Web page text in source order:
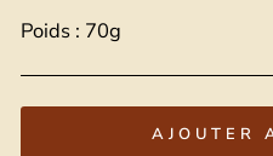
Poids : 70g
AJOUTER